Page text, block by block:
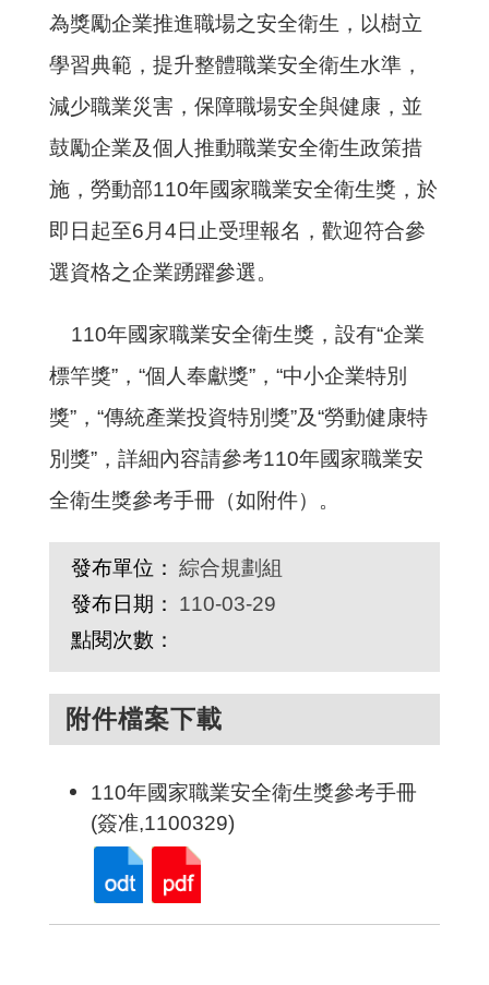
為獎勵企業推進職場之安全衛生，以樹立
學習典範，提升整體職業安全衛生水準，
減少職業災害，保障職場安全與健康，並
鼓勵企業及個人推動職業安全衛生政策措
施，勞動部110年國家職業安全衛生獎，於
即日起至6 月4日止受理報名，歡迎符合參
選資格之企業踴躍參選。
110年國家職業安全衛生獎，設有“企業
標竿獎”，“個人奉獻獎”，“中小企業特別
獎”，“傳統產業投資特別獎”及“勞動健康特
別獎”，詳細內容請參考110年國家職業安
全衛生獎參考手冊 （如附件） 。
發布單位： 綜合規劃組
發布日期：
110-03-29
點閱次數：
附件檔案下載
110年國家職業安全衛生獎參考手冊
(簽准,1100329)